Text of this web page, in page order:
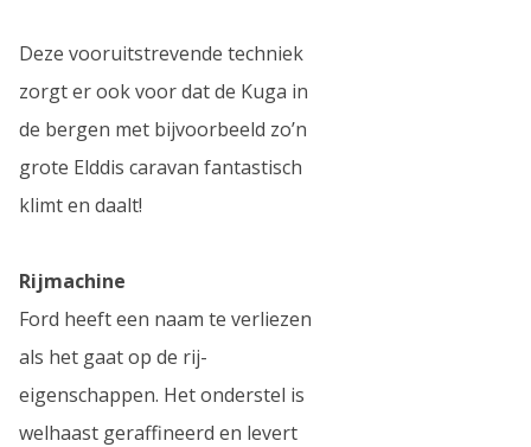
Deze vooruitstrevende techniek
zorgt er ook voor dat de Kuga in
de bergen met bijvoorbeeld zo’n
grote Elddis caravan fantastisch
klimt en daalt!
Rijmachine
Ford heeft een naam te verliezen
als het gaat op de rij-
eigenschappen. Het onderstel is
welhaast geraffineerd en levert